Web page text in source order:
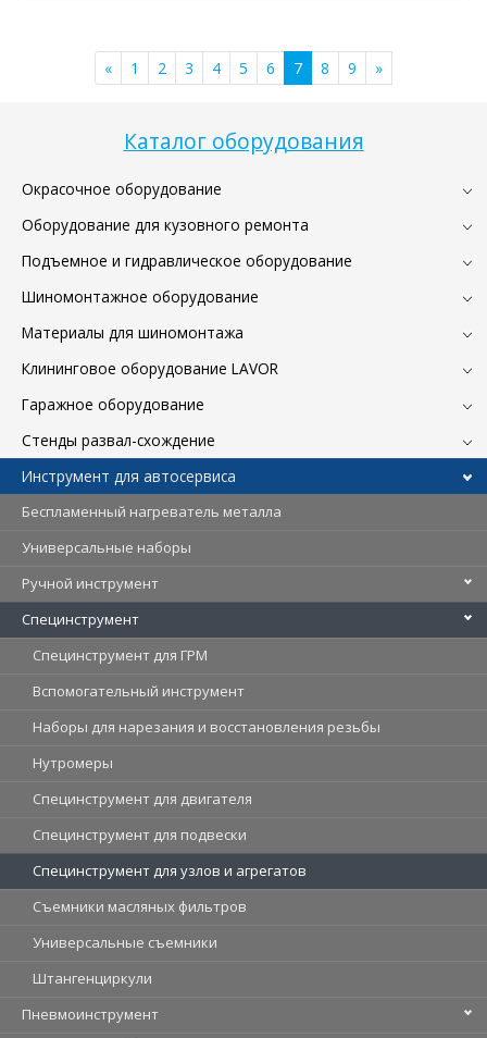
Каталог оборудования
Окрасочное оборудование
Оборудование для кузовного ремонта
Подъемное и гидравлическое оборудование
Шиномонтажное оборудование
Материалы для шиномонтажа
Клининговое оборудование LAVOR
Гаражное оборудование
Стенды развал-схождение
Инструмент для автосервиса
Беспламенный нагреватель металла
Универсальные наборы
Ручной инструмент
Специнструмент
Специнструмент для ГРМ
Вспомогательный инструмент
Наборы для нарезания и восстановления резьбы
Нутромеры
Специнструмент для двигателя
Специнструмент для подвески
Специнструмент для узлов и агрегатов
Съемники масляных фильтров
Универсальные съемники
Штангенциркули
Пневмоинструмент
« 1 2 3 4 5 6 7 8 9 »